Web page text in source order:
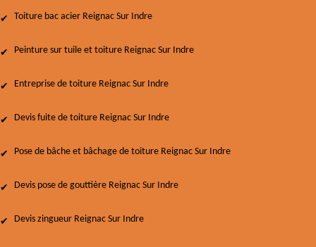
Toiture bac acier Reignac Sur Indre
Peinture sur tuile et toiture Reignac Sur Indre
Entreprise de toiture Reignac Sur Indre
Devis fuite de toiture Reignac Sur Indre
Pose de bâche et bâchage de toiture Reignac Sur Indre
Devis pose de gouttière Reignac Sur Indre
Devis zingueur Reignac Sur Indre